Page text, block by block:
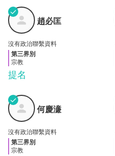
趙必
匡
✓
提名
趙必匡
沒有政治聯繫資料
第三界別
宗教
何慶
濓
✓
何慶濓
沒有政治聯繫資料
第三界別
宗教